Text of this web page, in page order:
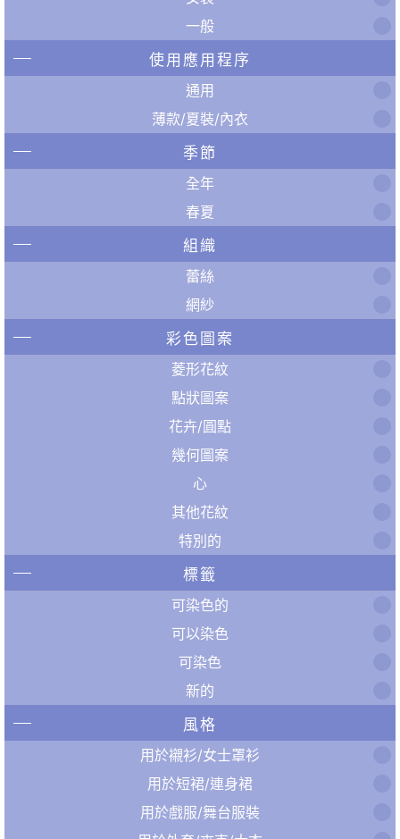
一般
使用應用程序
通用
薄款/夏裝/內衣
季節
全年
春夏
組織
蕾絲
網紗
彩色圖案
菱形花紋
點狀圖案
花卉/圓點
幾何圖案
心
其他花紋
特別的
標籤
可染色的
可以染色
可染色
新的
風格
用於襯衫/女士罩衫
用於短裙/連身裙
用於戲服/舞台服裝